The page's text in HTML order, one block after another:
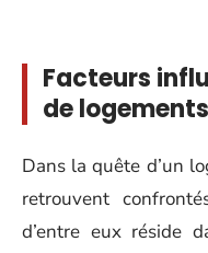
Facteurs
de
Dans la quête d’un
retrouvent
d’entre eux réside